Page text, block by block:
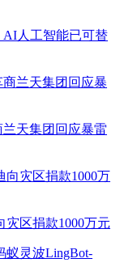
人工智能已可替
天集团回应暴雷
区捐款1000万元